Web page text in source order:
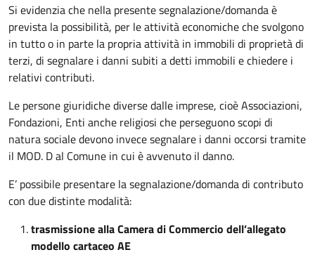
Si evidenzia che nella presente segnalazione/domanda è
prevista la possibilità, per le attività economiche che svolgono
in tutto o in parte la propria attività in immobili di proprietà di
terzi, di segnalare i danni subiti a detti immobili e chiedere i
relativi contributi.
Le persone giuridiche diverse dalle imprese, cioè Associazioni,
Fondazioni, Enti anche religiosi che perseguono scopi di
natura sociale devono invece segnalare i danni occorsi tramite
il MOD. D al Comune in cui è avvenuto il danno.
E’ possibile presentare la segnalazione/domanda di contributo
con due distinte modalità:
trasmissione alla Camera di Commercio dell’allegato
modello cartaceo AE